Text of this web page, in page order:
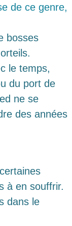
de ce genre,
bosses
le temps,
du port de
ne se
des années
à en souffrir.
dans le